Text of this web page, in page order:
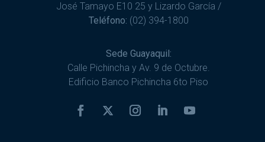
José Tamayo E10 25 y Lizardo García /
Teléfono: (02) 394-1800
Sede Guayaquil:
Calle Pichincha y Av. 9 de Octubre.
Edificio Banco Pichincha 6to Piso